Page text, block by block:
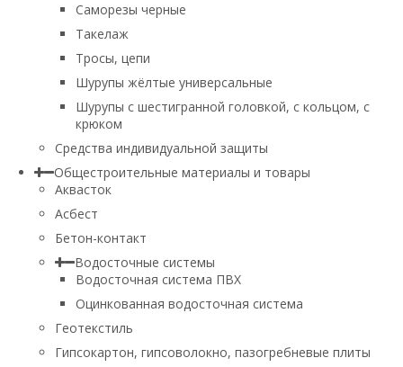
Саморезы черные
Такелаж
Тросы, цепи
Шурупы жёлтые универсальные
Шурупы с шестигранной головкой, с кольцом, с
крюком
Средства индивидуальной защиты
Общестроительные материалы и товары
Аквасток
Асбест
Бетон-контакт
Водосточные системы
Водосточная система ПВХ
Оцинкованная водосточная система
Геотекстиль
Гипсокартон, гипсоволокно, пазогребневые плиты